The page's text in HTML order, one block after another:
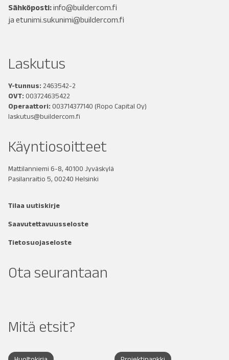
Sähköposti:info@buildercom.fi
ja etunimi.sukunimi@buildercom.fi
Laskutus
Y-tunnus: 2463542-2
OVT: 003724635422
Operaattori: 003714377140 (Ropo Capital Oy)
laskutus@buildercom.fi
Käyntiosoitteet
Mattilanniemi 6-8, 40100 Jyväskylä
Pasilanraitio 5, 00240 Helsinki
Tilaa uutiskirje
Saavutettavuusseloste
Tietosuojaseloste
Ota seurantaan
Mitä etsit?